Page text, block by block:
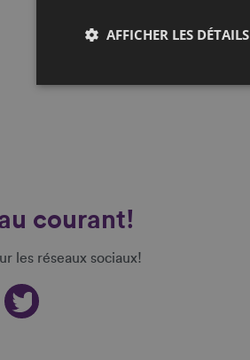
courant!
les réseaux sociaux!
AFFICHER LES DÉTAILS